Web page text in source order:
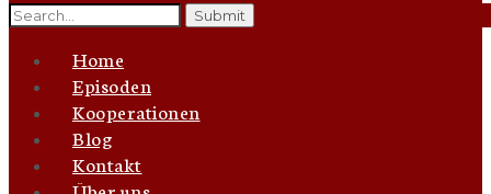
Search
for:
Home
Episoden
Kooperationen
Blog
Kontakt